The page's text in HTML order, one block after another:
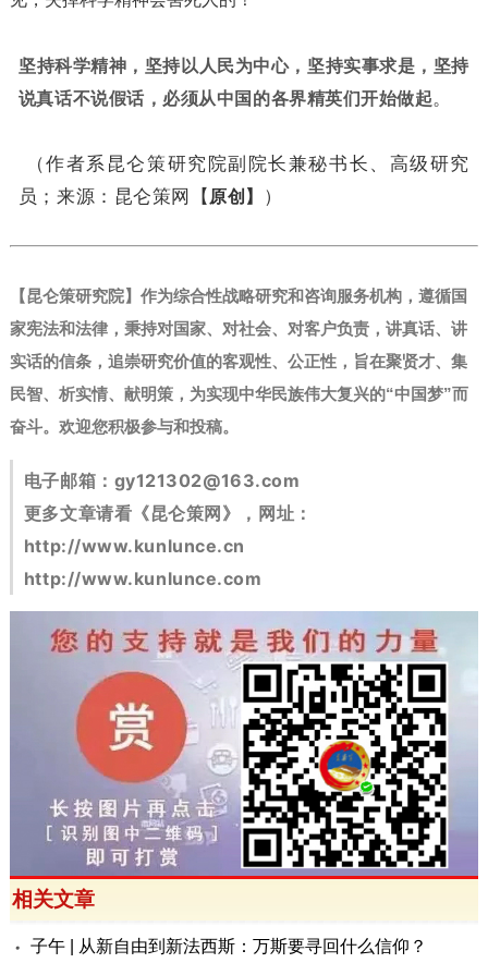
坚持科学精神，坚持以人民为中心，坚持实事求是，坚持
说真话不说假话，必须从中国的各界精英们开始做起。
（作者系昆仑策研究院副院长兼秘书长、高级研究
员；来源：昆仑策网【 原创】 ）
【昆仑策研究院】作为综合性战略研究和咨询服务机构，遵循国
家宪法和法律，秉持对国家、对社会、对客户负责，讲真话、讲
实话的信条，追崇研究价值的客观性、公正性，旨在聚贤才、集
民智、析实情、献明策，为实现中华民族伟大复兴的“中国梦”而
奋斗。 欢迎您积极参与和投稿。
电子邮箱： gy121302@163.com
更多文章请看《昆仑策网》，网址：
http://www.kunlunce.cn
http://www.kunlunce.com
相关文章
子午 | 从新自由到新法西斯：万斯要寻回什么信仰？